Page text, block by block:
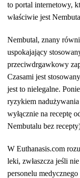
to portal internetowy,
właściwie jest
Nembutal, znany
uspokajający
przeciwdrgawkowy
Czasami jest
jest to nielegalne.
ryzykiem
wyłącznie na receptę
Nembutalu bez
W Euthanasis.com
leki, zwłaszcza jeśli
personelu